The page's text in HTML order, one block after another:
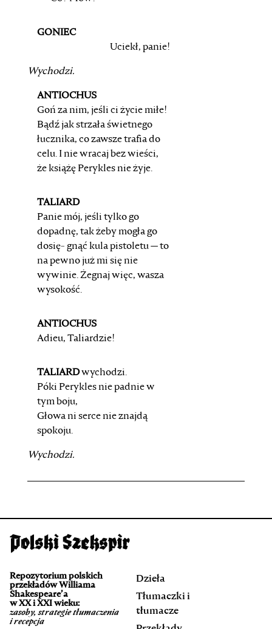
GONIEC
Uciekł, panie!
Wychodzi.
ANTIOCHUS
Goń za nim, jeśli ci życie miłe!
Bądź jak strzała świetnego
łucznika, co zawsze trafia do
celu. I nie wracaj bez wieści,
że książę Perykles nie żyje.
TALIARD
Panie mój, jeśli tylko go
dopadnę, tak żeby mogła go
dosię- gnąć kula pistoletu — to
na pewno już mi się nie
wywinie.Żegnaj więc, wasza
wysokość.
ANTIOCHUS
Adieu, Taliardzie!
TALIARDwychodzi.
Póki Perykles nie padnie w
tym boju,
Głowa ni serce nie znajdą
spokoju.
Wychodzi.
Repozytorium polskich
przekładów Williama
Shakespeare’a
w XX i XXI wieku:
zasoby, strategie tłumaczenia
i recepcja
Dzieła
Tłumaczki i
tłumacze